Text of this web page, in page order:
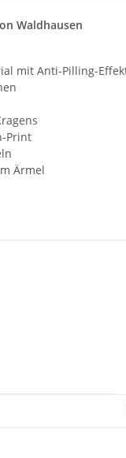
Waldhausen
mit Anti-Pilling-
Print
Ärmel